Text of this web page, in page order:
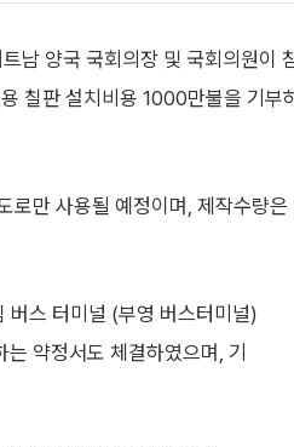
남 양국 국회의장 및 국회의원이
칠판 설치비용 1000만불을 기부
로만 사용될 예정이며, 제작수량
버스 터미널 (부영 버스터미널)
약정서도 체결하였으며, 기